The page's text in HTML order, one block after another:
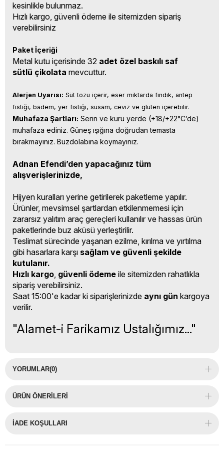
kesinlikle bulunmaz.
Hızlı kargo, güvenli ödeme ile sitemizden sipariş
verebilirsiniz
Paket İçeriği
Metal kutu içerisinde 32 adet özel baskılı saf
sütlü çikolata mevcuttur.
Alerjen Uyarısı: Süt tozu içerir, eser miktarda fındık, antep
fıstığı, badem, yer fıstığı, susam, ceviz ve gluten içerebilir.
Muhafaza Şartları: Serin ve kuru yerde (+18/+22°C’de)
muhafaza ediniz. Güneş ışığına doğrudan temasta
bırakmayınız. Buzdolabına koymayınız.
Adnan Efendi’den yapacağınız tüm
alışverişlerinizde,
Hijyen kuralları yerine getirilerek paketleme yapılır.
Ürünler, mevsimsel şartlardan etkilenmemesi için
zararsız yalıtım araç gereçleri kullanılır ve hassas ürün
paketlerinde buz aküsü yerleştirilir.
Teslimat sürecinde yaşanan ezilme, kırılma ve yırtılma
gibi hasarlara karşı sağlam ve güvenli şekilde
kutulanır.
Hızlı kargo, güvenli ödeme ile sitemizden rahatlıkla
sipariş verebilirsiniz.
Saat 15:00'e kadar ki siparişlerinizde aynı gün kargoya
verilir.
"Alamet-i Farikamız Ustalığımız..."
YORUMLAR(0)
ÜRÜN ÖNERILERI
İADE KOŞULLARI